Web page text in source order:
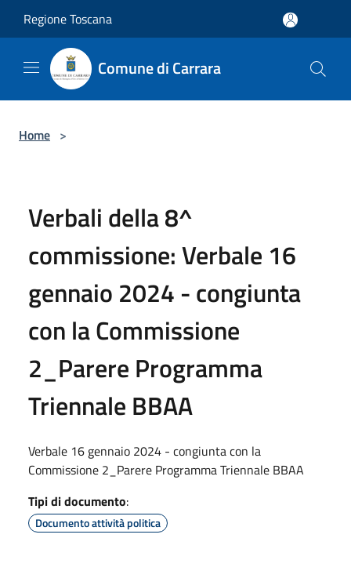
Regione Toscana
Comune di Carrara
Home >
Verbali della 8^
commissione: Verbale 16
gennaio 2024 - congiunta
con la Commissione
2_Parere Programma
Triennale BBAA
Verbale 16 gennaio 2024 - congiunta con la
Commissione 2_Parere Programma Triennale BBAA
Tipi di documento:
Documento attività politica